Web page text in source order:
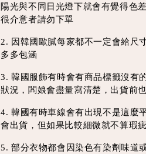
陽光與不同日光燈下就會有覺得色
很介意者請勿下單
2. 因韓國歐膩每家都不一定會給尺
多多包涵
3. 韓國服飾有時會有商品標籤沒有
狀況，闆娘會盡量寫清楚，出貨前
4. 韓國有時車線會有出現不是這麼
會出貨，但如果比較細微就不算瑕
5. 部分衣物都會因染色有染劑味道